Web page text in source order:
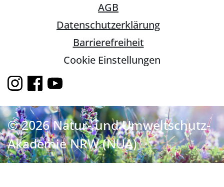
AGB
Datenschutzerklärung
Barrierefreiheit
Cookie Einstellungen
© 2026 Natur- und Umweltschutz-
Akademie NRW (NUA)